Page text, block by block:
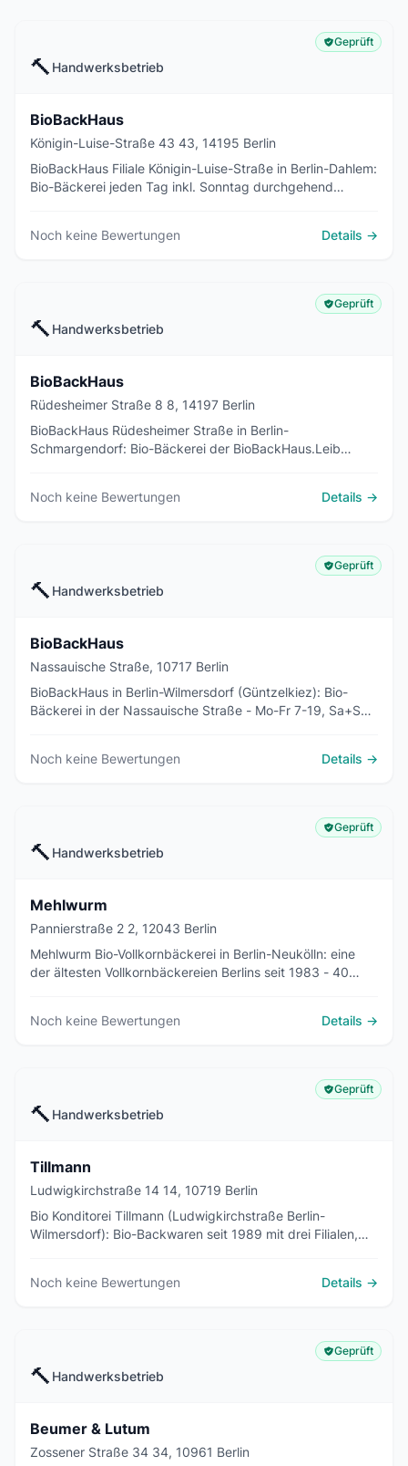
🔨 Handwerksbetrieb
Geprüft
BioBackHaus
Königin-Luise-Straße 43 43, 14195 Berlin
BioBackHaus Filiale Königin-Luise-Straße in Berlin-Dahlem:
Bio-Bäckerei jeden Tag inkl. Sonntag durchgehend
Noch keine Bewertungen
Details →
🔨 Handwerksbetrieb
Geprüft
BioBackHaus
Rüdesheimer Straße 8 8, 14197 Berlin
BioBackHaus Rüdesheimer Straße in Berlin-
Schmargendorf: Bio-Bäckerei der BioBackHaus.Leib
Noch keine Bewertungen
Details →
🔨 Handwerksbetrieb
Geprüft
BioBackHaus
Nassauische Straße, 10717 Berlin
BioBackHaus in Berlin-Wilmersdorf (Güntzelkiez): Bio-
Bäckerei in der Nassauische Straße - Mo-Fr 7-19, Sa+So
Noch keine Bewertungen
Details →
🔨 Handwerksbetrieb
Geprüft
Mehlwurm
Pannierstraße 2 2, 12043 Berlin
Mehlwurm Bio-Vollkornbäckerei in Berlin-Neukölln: eine
der ältesten Vollkornbäckereien Berlins seit 1983 - 40
Noch keine Bewertungen Details →
🔨 Handwerksbetrieb
Geprüft
Tillmann
Ludwigkirchstraße 14 14, 10719 Berlin
Bio Konditorei Tillmann (Ludwigkirchstraße Berlin-
Wilmersdorf): Bio-Backwaren seit 1989 mit drei Filialen,
Noch keine Bewertungen Details →
🔨 Handwerksbetrieb
Geprüft
Beumer & Lutum
Zossener Straße 34 34, 10961 Berlin